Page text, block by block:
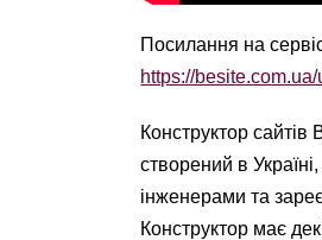
Посилання на
https://besite.com.ua/
Конструктор сайтів
створений в
інженерами та
Конструктор має